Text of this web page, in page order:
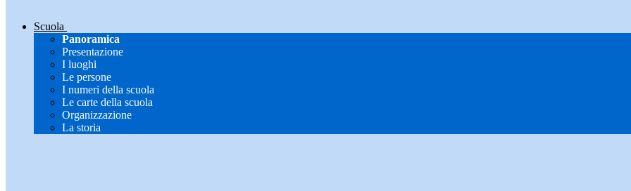
Scuola
Panoramica
Presentazione
I luoghi
Le persone
I numeri della scuola
Le carte della scuola
Organizzazione
La storia